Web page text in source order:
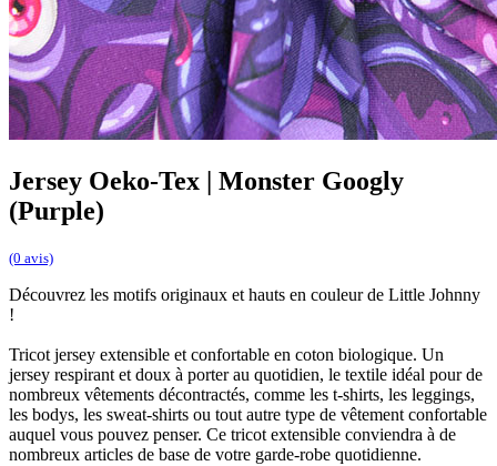
Jersey Oeko-Tex | Monster Googly
(Purple)
(0 avis)
Découvrez les motifs originaux et hauts en couleur de Little Johnny
!
Tricot jersey extensible et confortable en coton biologique. Un
jersey respirant et doux à porter au quotidien, le textile idéal pour de
nombreux vêtements décontractés, comme les t-shirts, les leggings,
les bodys, les sweat-shirts ou tout autre type de vêtement confortable
auquel vous pouvez penser. Ce tricot extensible conviendra à de
nombreux articles de base de votre garde-robe quotidienne.​